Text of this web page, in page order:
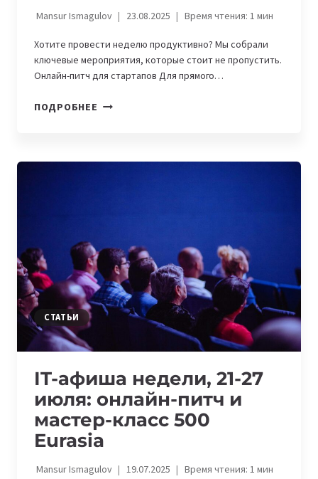
Mansur Ismagulov 23.08.2025 Время чтения: 1мин
Хотите провести неделю продуктивно? Мы собрали
ключевые мероприятия, которые стоит не пропустить.
Онлайн-питч для стартапов Для прямого…
ПОДРОБНЕЕ IT-
СТАРТАПОВ
И
PROFIT
INDUSTRY
DAY
СТАТЬИ
IT-афиша недели, 21-27
июля: онлайн-питч и
мастер-класс 500
Eurasia
Mansur Ismagulov 19.07.2025 Время чтения: 1мин